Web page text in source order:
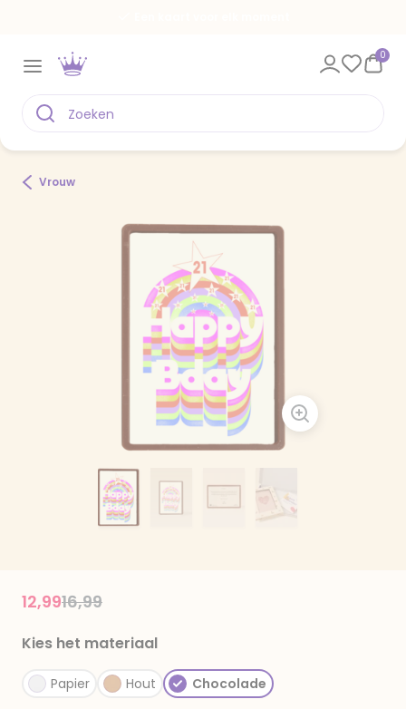
0
Vrouw
Price reduced from
16,99to
12,99
Kies het materiaal
Papier Hout Chocolade